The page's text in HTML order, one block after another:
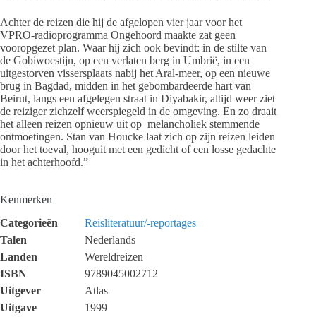
Achter de reizen die hij de afgelopen vier jaar voor het
VPRO-radioprogramma Ongehoord maakte zat geen
vooropgezet plan. Waar hij zich ook bevindt: in de stilte van
de Gobiwoestijn, op een verlaten berg in Umbrië, in een
uitgestorven vissersplaats nabij het Aral-meer, op een nieuwe
brug in Bagdad, midden in het gebombardeerde hart van
Beirut, langs een afgelegen straat in Diyabakir, altijd weer ziet
de reiziger zichzelf weerspiegeld in de omgeving. En zo draait
het alleen reizen opnieuw uit op melancholiek stemmende
ontmoetingen. Stan van Houcke laat zich op zijn reizen leiden
door het toeval, hooguit met een gedicht of een losse gedachte
in het achterhoofd.”
Kenmerken
Categorieën
Reisliteratuur/-reportages
Talen
Nederlands
Landen
Wereldreizen
ISBN
9789045002712
Uitgever
Atlas
Uitgave
1999